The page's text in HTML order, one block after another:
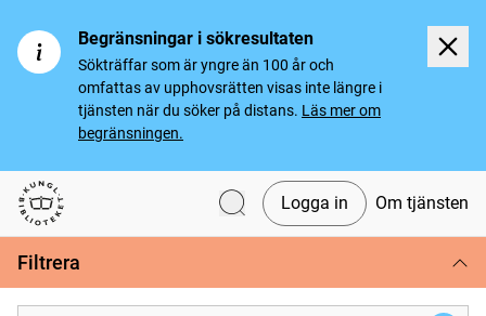
Begränsningar i sökresultaten
Sökträffar som är yngre än 100 år och
omfattas av upphovsrätten visas inte längre i
tjänsten när du söker på distans. Läs mer om
begränsningen.
Svenska tidningar
Logga in Om tjänsten
Filtrera